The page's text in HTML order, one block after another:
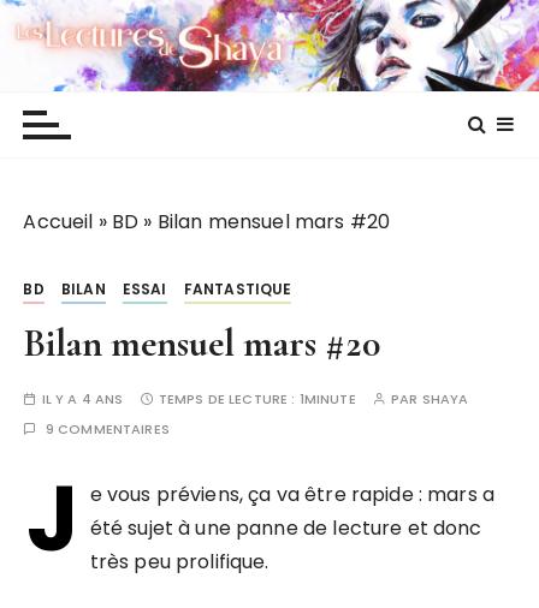
P
Les lectures de Shaya
Accueil » BD » Bilan mensuel mars #20
BD BILAN ESSAI FANTASTIQUE
Bilan mensuel mars #20
IL Y A 4 ANS TEMPS DE LECTURE : 1MINUTE PAR SHAYA
9 COMMENTAIRES
J
e vous préviens, ça va être rapide : mars a
été sujet à une panne de lecture et donc
très peu prolifique.